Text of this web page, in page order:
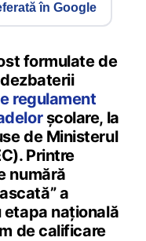
în Google
formulate de
regulament
școlare, la
de Ministerul
Printre
numără
a
etapa națională
de calificare